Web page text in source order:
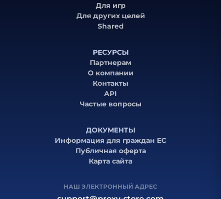
Для игр
Для других целей
Shared
РЕСУРСЫ
Партнерам
О компании
Контакты
API
Частые вопросы
ДОКУМЕНТЫ
Информация для граждан ЕС
Публичная оферта
Карта сайта
НАШ ЭЛЕКТРОННЫЙ АДРЕС